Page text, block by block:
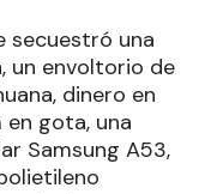
secuestró una
un envoltorio de
dinero en
gota, una
Samsung A53,